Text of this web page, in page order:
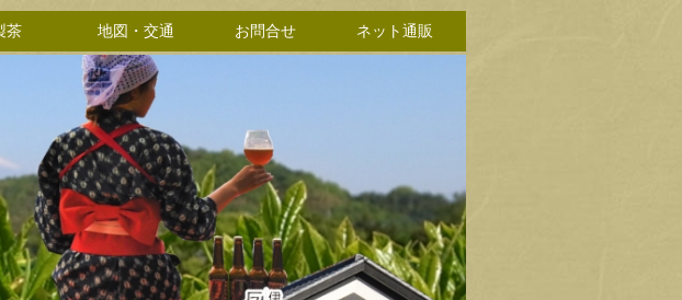
茶 地図・交通 お問合せ ネット通販